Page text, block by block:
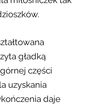
gładką
części
uzyskania
daje